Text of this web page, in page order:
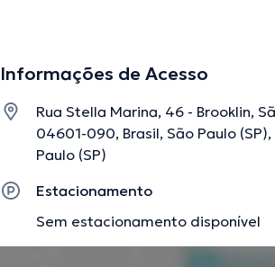
diversas associações médicas.
conferências com a meta de ter uma
no seu setor de especialização e já
artigos. Inglês Espanhol Português são
o profissional de saúde.
Informações de Acesso
Rua Stella Marina, 46 - Brooklin,
04601-090, Brasil, São Paulo
Paulo (SP)
Estacionamento
Sem estacionamento disponível